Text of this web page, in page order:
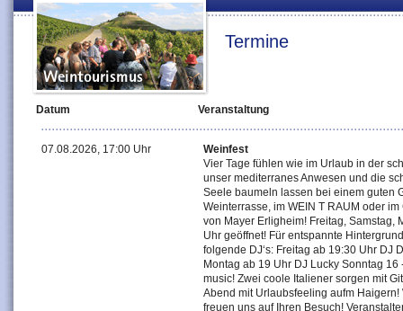
Termine
Datum Veranstaltung
07.08.2026, 17:00 Uhr
Weinfest
Vier Tage fühlen wie im Urlaub in der
unser mediterranes Anwesen und die
Seele baumeln lassen bei einem guten
Weinterrasse, im WEIN T RAUM oder
von Mayer Erligheim! Freitag, Samstag,
Uhr geöffnet! Für entspannte
folgende DJ‘s: Freitag ab 19:30 Uhr DJ
Montag ab 19 Uhr DJ Lucky Sonntag
music! Zwei coole Italiener sorgen mit
Abend mit Urlaubsfeeling aufm
freuen uns auf Ihren Besuch!